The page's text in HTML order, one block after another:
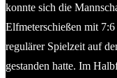
konnte sich die
Elfmeterschießen mit
regulärer Spielzeit auf
gestanden hatte. Im